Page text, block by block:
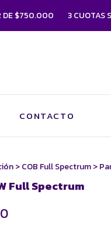
3 CUOTAS SIN
CONTACTO
> COB Full Spectrum >
Full Spectrum